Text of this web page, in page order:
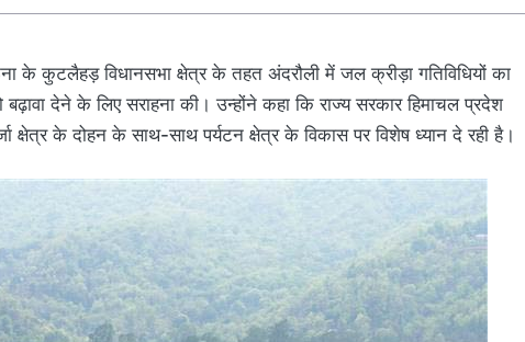
कुटलैहड़ विधानसभा क्षेत्र के तहत अंदरौली में जल क्रीड़ा गतिविधियों का
बढ़ावा देने के लिए सराहना की। उन्होंने कहा कि राज्य सरकार हिमाचल प्रदेश
क्षेत्र के दोहन के साथ-साथ पर्यटन क्षेत्र के विकास पर विशेष ध्यान दे रही है।